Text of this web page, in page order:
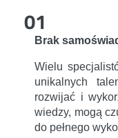
01
Brak
Wielu
unikalnych
rozwijać i
wiedzy, mogą
do pełnego